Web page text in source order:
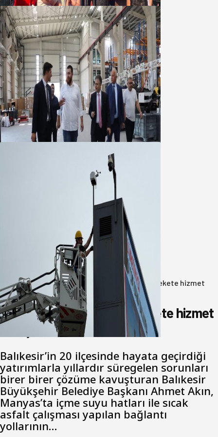
Marmara OSB Müteşebbis Heyeti
Toplantısı gerçekleştirildi
05 Ağustos 2026
Büyükşehir Çevresel İzleme Ağını
Bandırma ile Güçlendirdi
05 Ağustos 2026
Anasayfa/Gündem/Akın: Benim derdim memlekete hizmet
hemşerim!
Akın: Benim derdim memlekete hizmet
hemşerim!
Balıkesir’in 20 ilçesinde hayata geçirdiği
yatırımlarla yıllardır süregelen sorunları
birer birer çözüme kavuşturan Balıkesir
Büyükşehir Belediye Başkanı Ahmet Akın,
Manyas’ta içme suyu hatları ile sıcak
asfalt çalışması yapılan bağlantı
yollarının…